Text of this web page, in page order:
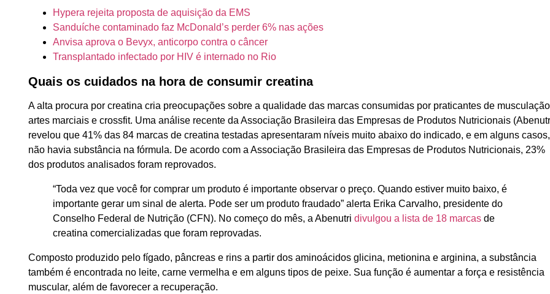
Hypera rejeita proposta de aquisição da EMS
Sanduíche contaminado faz McDonald’s perder 6% nas ações
Anvisa aprova o Bevyx, anticorpo contra o câncer
Transplantado infectado por HIV é internado no Rio
Quais os cuidados na hora de consumir creatina
A alta procura por creatina cria preocupações sobre a qualidade das marcas consumidas por praticantes de
artes marciais e crossfit. Uma análise recente da Associação Brasileira das Empresas de Produtos Nutricionais
revelou que 41% das 84 marcas de creatina testadas apresentaram níveis muito abaixo do indicado, e em alguns casos,
não havia substância na fórmula. De acordo com a Associação Brasileira das Empresas de Produtos Nutricionais, 23%
dos produtos analisados foram reprovados.
“Toda vez que você for comprar um produto é importante observar o preço. Quando estiver muito baixo, é
importante gerar um sinal de alerta. Pode ser um produto fraudado” alerta Erika Carvalho, presidente do
Conselho Federal de Nutrição (CFN). No começo do mês, a Abenutridivulgou a lista de 18 marcas de
creatina comercializadas que foram reprovadas.
Composto produzido pelo fígado, pâncreas e rins a partir dos aminoácidos glicina, metionina e arginina, a substância
também é encontrada no leite, carne vermelha e em alguns tipos de peixe. Sua função é aumentar a força e resistência
muscular, além de favorecer a recuperação.